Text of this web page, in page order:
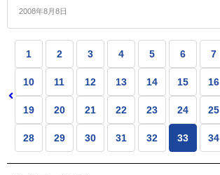
2008年8月8日
1 2 3 4 5 6 7
10 11 12 13 14 15 16
19 20 21 22 23 24 25
28 29 30 31 32 33 34